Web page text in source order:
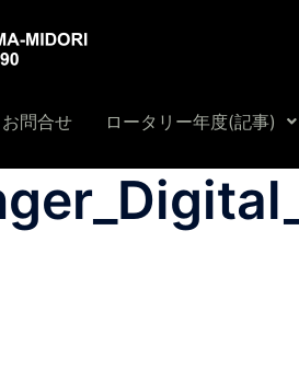
お問合せ ロータリー年度(記事)